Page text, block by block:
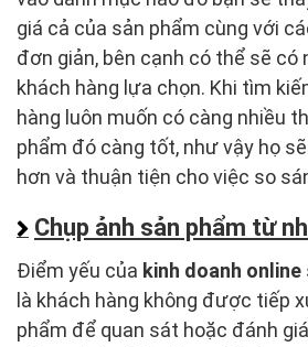
giá cả của sản phẩm cùng với
đơn giản, bên cạnh có thể sẽ có
khách hàng lựa chọn. Khi tìm
hàng luôn muốn có càng nhiều
phẩm đó càng tốt, như vậy họ
hơn và thuận tiện cho việc so
Chụp ảnh sản phẩm từ
Điểm yếu của kinh doanh online
là khách hàng không được tiếp
phẩm để quan sát hoặc đánh